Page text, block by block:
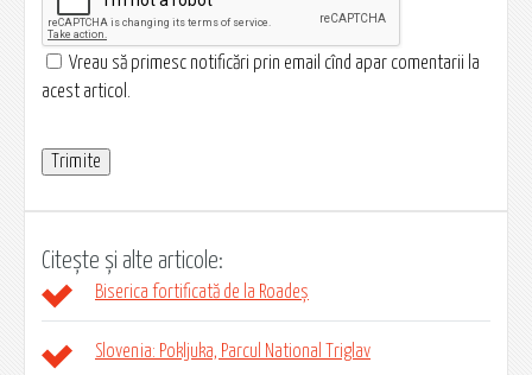
Vreau să primesc notificări prin email cînd apar comentarii la
acest articol.
Citește și alte articole:
Biserica fortificată de la Roadeș
Slovenia: Pokljuka, Parcul National Triglav